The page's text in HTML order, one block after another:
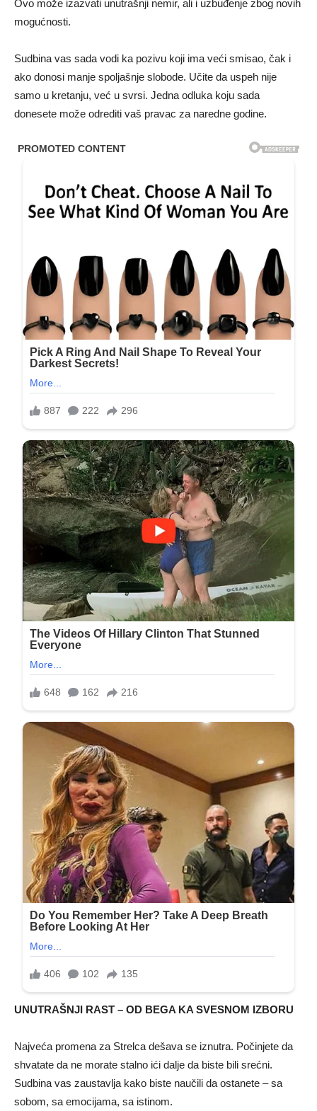
Ovo može izazvati unutrašnji nemir, ali i uzbuđenje zbog novih
mogućnosti.
Sudbina vas sada vodi ka pozivu koji ima veći smisao, čak i
ako donosi manje spoljašnje slobode. Učite da uspeh nije
samo u kretanju, već u svrsi. Jedna odluka koju sada
donesete može odrediti vaš pravac za naredne godine.
UNUTRAŠNJI RAST – OD BEGA KA SVESNOM IZBORU
Najveća promena za Strelca dešava se iznutra. Počinjete da
shvatate da ne morate stalno ići dalje da biste bili srećni.
Sudbina vas zaustavlja kako biste naučili da ostanete – sa
sobom, sa emocijama, sa istinom.